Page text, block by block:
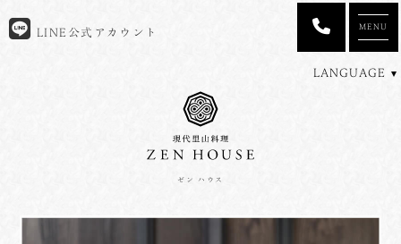
ゼン ハウス
LINE公式アカウント
LANGUAGE
MENU